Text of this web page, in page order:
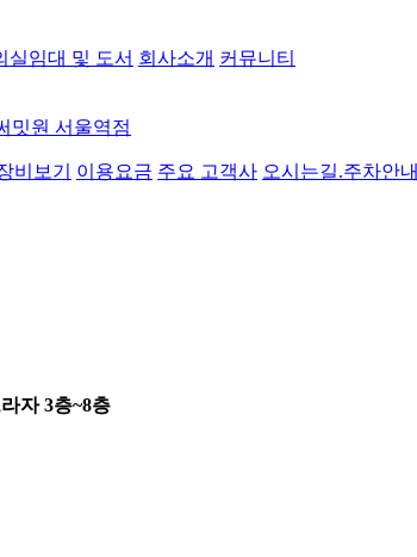
실임대 및 도서 회사소개 커뮤니티
밋원 서울역점
비보기 이용요금 주요 고객사 오시는길.주차안내
자 3층~8층